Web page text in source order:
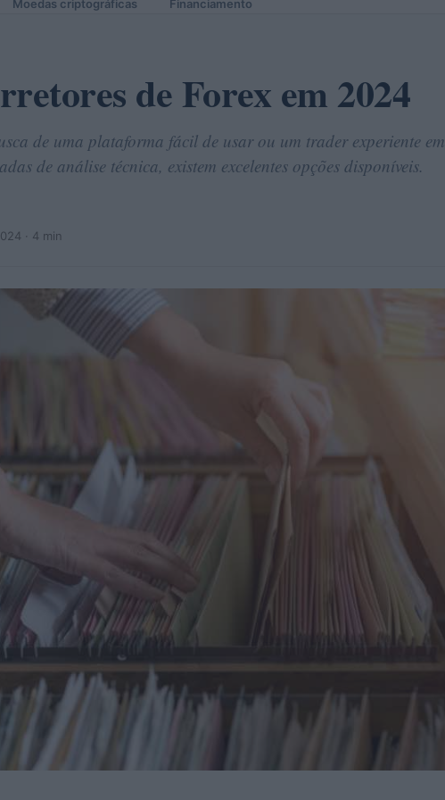
Moedas criptográficas Financiamento
de Forex em 2024
de uma plataforma fácil de usar ou um trader experiente em
de análise técnica, existem excelentes opções disponíveis.
· 4 min